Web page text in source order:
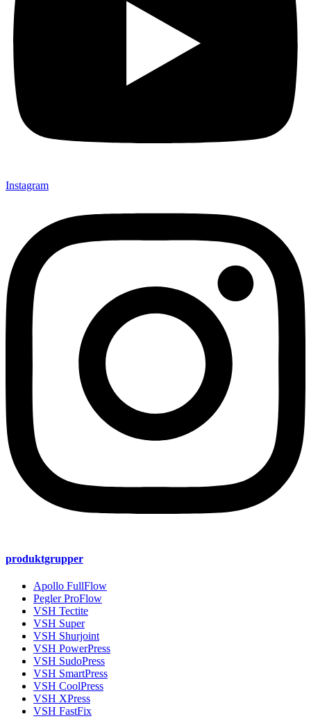
Instagram
produktgrupper
Apollo FullFlow
Pegler ProFlow
VSH Tectite
VSH Super
VSH Shurjoint
VSH PowerPress
VSH SudoPress
VSH SmartPress
VSH CoolPress
VSH XPress
VSH FastFix